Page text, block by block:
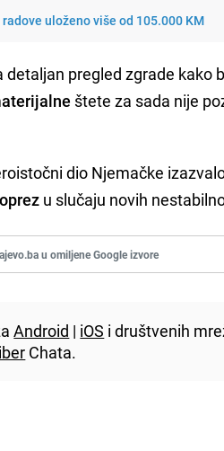
uloženo više od 105.000 KM
pregled zgrade kako
štete za sada nije
dio Njemačke
oprez u slučaju novih
u omiljene Google izvore
Android | iOS i društvenih
Chata.